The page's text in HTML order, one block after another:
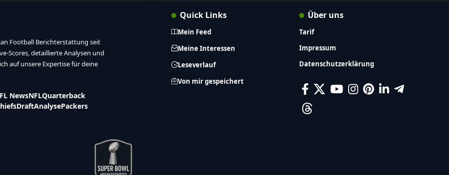
Football Berichterstattung seit
Scores, detaillierte Analysen und
auf unsere Expertise für deine
NewsNFLQuarterback
DraftAnalysePackers
Quick Links
Mein Feed
Meine Interessen
Leseverlauf
Von mir gespeichert
Über uns
Tarif
Impressum
Datenschutzerklärung